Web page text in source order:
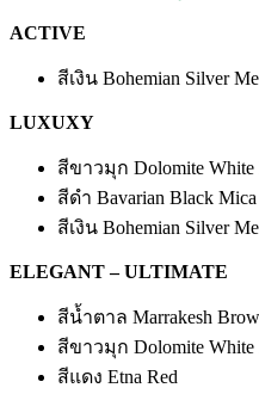
ACTIVE
สีเงิน Bohemian Silver
LUXUXY
สีขาวมุก Dolomite White
สีดำ Bavarian Black Mica
สีเงิน Bohemian Silver
ELEGANT – ULTIMATE
สีน้ำตาล Marrakesh
สีขาวมุก Dolomite White
สีแดง Etna Red